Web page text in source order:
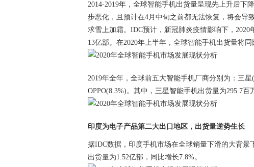
2014-2019年，全球智能手机出货量呈现先上升后下
步恶化，且预计在4月中旬之前都无法恢复，将会导
求雪上加霜。IDC预计，新冠肺炎疫情影响下，
13亿部。在2020年上半年，全球智能手机出货量将同
2019年全年，全球前五大智能手机厂商分别为：三
OPPO(8.3%)。其中，三星智能手机出货量为295.7
印度为电子产品第二大出口地区，出货量逆势生长
据IDC数据，印度手机市场在全球销量下滑的大背景
出货量为1.52亿部，同比增长7.8%。